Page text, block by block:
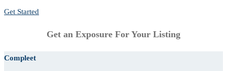
Get Started
Get an Exposure For Your Listing
Compleet